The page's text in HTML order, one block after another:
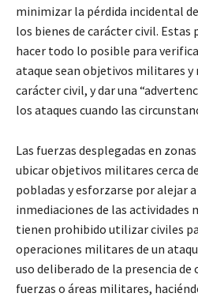
minimizar la pérdida incidental
los bienes de carácter civil. Estas
hacer todo lo posible para
ataque sean objetivos militares y
carácter civil, y dar una
los ataques cuando las
Las fuerzas desplegadas en
ubicar objetivos militares cerca
pobladas y esforzarse por alejar
inmediaciones de las
tienen prohibido utilizar civiles
operaciones militares de un
uso deliberado de la presencia
fuerzas o áreas militares,